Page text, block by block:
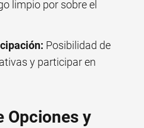
limpio por sobre el
Posibilidad de
y participar en
Opciones y